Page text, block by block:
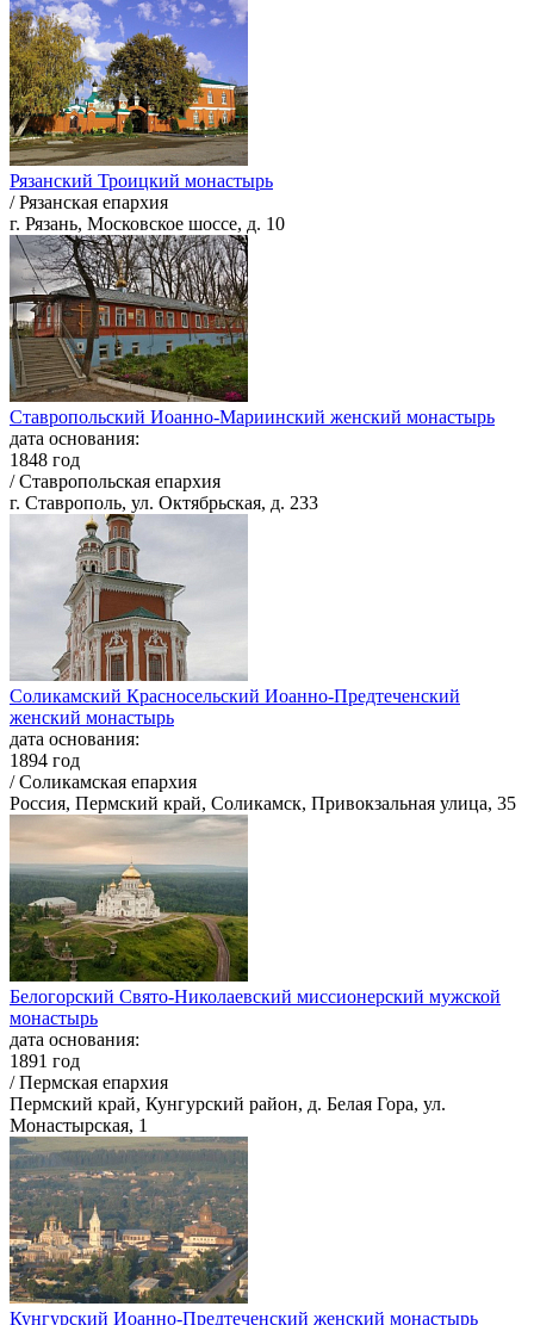
Рязанский Троицкий монастырь
/ Рязанская епархия
г. Рязань, Московское шоссе, д. 10
Ставропольский Иоанно-Мариинский женский монастырь
дата основания:
1848 год
/ Ставропольская епархия
г. Ставрополь, ул. Октябрьская, д. 233
Соликамский Красносельский Иоанно-Предтеченский
женский монастырь
дата основания:
1894 год
/ Соликамская епархия
Россия, Пермский край, Соликамск, Привокзальная улица, 35
Белогорский Свято-Николаевский миссионерский мужской
монастырь
дата основания:
1891 год
/ Пермская епархия
Пермский край, Кунгурский район, д. Белая Гора, ул.
Монастырская, 1
Кунгурский Иоанно-Предтеченский женский монастырь